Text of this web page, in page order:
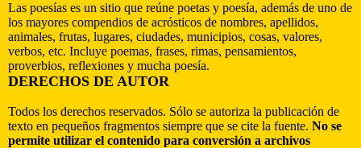
Las poesías es un sitio que reúne poetas y poesía, además de uno de
los mayores compendios de acrósticos de nombres, apellidos,
animales, frutas, lugares, ciudades, municipios, cosas, valores,
verbos, etc. Incluye poemas, frases, rimas, pensamientos,
proverbios, reflexiones y mucha poesía.
DERECHOS DE AUTOR
Todos los derechos reservados. Sólo se autoriza la publicación de
texto en pequeños fragmentos siempre que se cite la fuente. No se
permite utilizar el contenido para conversión a archivos